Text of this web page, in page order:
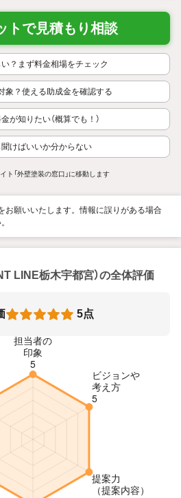
トで見積もり相談
？まず料金相場をチェック
象？使える助成金を確認する
が知りたい（概算でも！）
けばいいか分からない
ト「外壁塗装の窓口」に移動します
願いいたします。情報に誤りがある場合
LINE栃木宇都宮）の全体評価
5点